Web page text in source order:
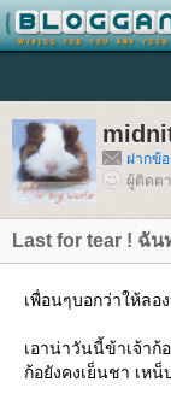
ฝากข้
ผู้ติดต
Last for tear ! ฉัน
เพื่อนๆบอกว่าให้ลอ
เอาน่าวันนี้ข้าเจ้าก้
ก้อยังคงเย็นชา เห